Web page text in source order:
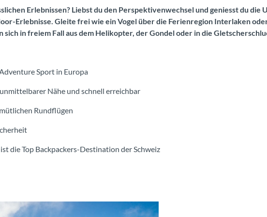
Erlebnissen? Liebst du den Perspektivenwechsel und geniesst du die
Erlebnisse. Gleite frei wie ein Vogel über die Ferienregion Interlaken
in freiem Fall aus dem Helikopter, der Gondel oder in die
Sport in Europa
Nähe und schnell erreichbar
Rundflügen
die Top Backpackers-Destination der Schweiz